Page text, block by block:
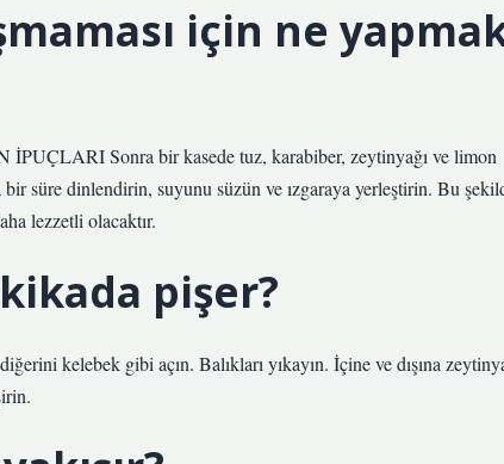
için ne
Sonra bir kasede tuz, karabiber, zeytinyağı ve limon
bir süre dinlendirin, suyunu süzün ve ızgaraya yerleştirin. Bu
lezzetli olacaktır.
pişer?
kelebek gibi açın. Balıkları yıkayın. İçine ve dışına